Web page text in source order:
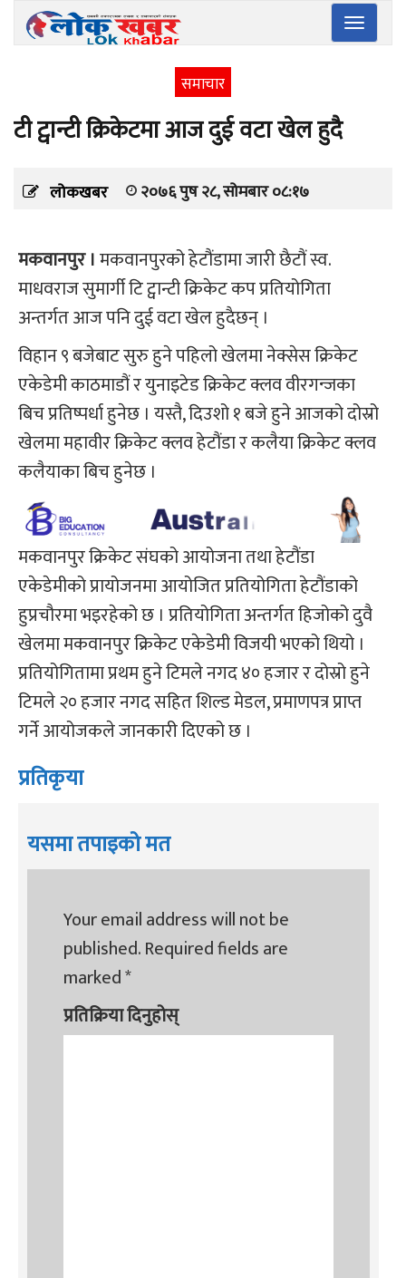
Toggle
समाचार
टी ट्वान्टी क्रिकेटमा आज दुई वटा खेल हुदै
लोकखबर २०७६ पुष २८, सोमबार ०८:१७
मकवानपुर ।मकवानपुरको हेटौंडामा जारी छैटौं स्व.
माधवराज सुमार्गी टि ट्वान्टी क्रिकेट कप प्रतियोगिता
अन्तर्गत आज पनि दुई वटा खेल हुदैछन् ।
विहान ९ बजेबाट सुरु हुने पहिलो खेलमा नेक्सेस क्रिकेट
एकेडेमी काठमाडौं र युनाइटेड क्रिकेट क्लव वीरगन्जका
बिच प्रतिष्पर्धा हुनेछ । यस्तै, दिउशो १ बजे हुने आजको दोस्रो
खेलमा महावीर क्रिकेट क्लव हेटौंडा र कलैया क्रिकेट क्लव
कलैयाका बिच हुनेछ ।
मकवानपुर क्रिकेट संघको आयोजना तथा हेटौंडा
एकेडेमीको प्रायोजनमा आयोजित प्रतियोगिता हेटौंडाको
हुप्रचौरमा भइरहेको छ । प्रतियोगिता अन्तर्गत हिजोको दुवै
खेलमा मकवानपुर क्रिकेट एकेडेमी विजयी भएको थियो ।
प्रतियोगितामा प्रथम हुने टिमले नगद ४० हजार र दोस्रो हुने
टिमले २० हजार नगद सहित शिल्ड मेडल, प्रमाणपत्र प्राप्त
गर्ने आयोजकले जानकारी दिएको छ ।
प्रतिकृया
यसमा तपाइको मत
Your email address will not be
published.Required fields are
marked*
प्रतिक्रिया दिनुहोस्